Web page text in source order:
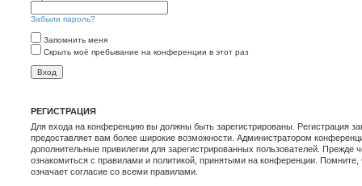
Забыли пароль?
Запомнить меня
Скрыть моё пребывание на конференции в этот раз
РЕГИСТРАЦИЯ
Для входа на конференцию вы должны быть зарегистрированы. Регистрация
предоставляет вам более широкие возможности. Администратором
дополнительные привилегии для зарегистрированных пользователей. Прежде
ознакомиться с правилами и политикой, принятыми на конференции.
означает согласие со всеми правилами.